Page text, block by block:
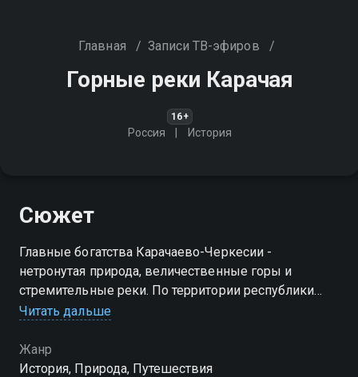
Главная / Записи ТВ-эфиров /
Горные реки Карачая
16+
Россия История
Сюжет
Главные богатства Карачаево-Черкесии -
нетронутая природа, величественные горы и
стремительные реки. По территории республики
протекают 172 реки, полюбоваться на которые
Читать дальше
Жанр
История, Природа, Путешествия